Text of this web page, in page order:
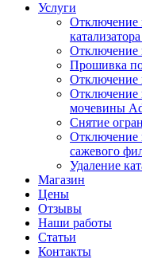
Услуги
Отключение
Отключение
Прошивка
Отключение
Отключение
мочевины
Снятие
Отключение
сажевого
Удаление
Магазин
Цены
Отзывы
Наши работы
Статьи
Контакты